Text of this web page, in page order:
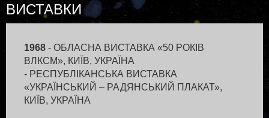
ШВЕДСЬКО-РОСІЙСЬКОЇ ФІРМИ "ТЕТРА-ПАК"
1995- ФРАНЦІЯ, ФІНЛЯНДІЯ. ПЕРСОНАЛЬНІ
1998 - СТВОРЕННЯ СЕРІЇ ПОРТРЕТІВ
2000- МОСКВА - РОБОТА НАД ПОРТРЕТАМИ
ТА ПЛАКАТАМИ
- СТВОРЕННЯ ГРУПИ "КОБЗА ORIGINAL"
2002 - ВИДАННЯ 5-ТИ КОМПАКТ-ДИСКІВ
ВИСТАВКИ
1968 - ОБЛАСНА ВИСТАВКА «50 РОКІВ
ВЛКСМ», КИЇВ, УКРАЇНА
- РЕСПУБЛІКАНСЬКА ВИСТАВКА
«УКРАЇНСЬКИЙ – РАДЯНСЬКИЙ ПЛАКАТ»,
КИЇВ, УКРАЇНА